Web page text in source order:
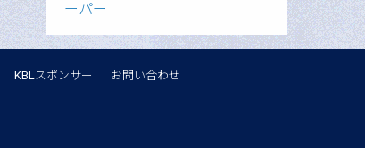
ーパー
KBLスポンサー お問い合わせ